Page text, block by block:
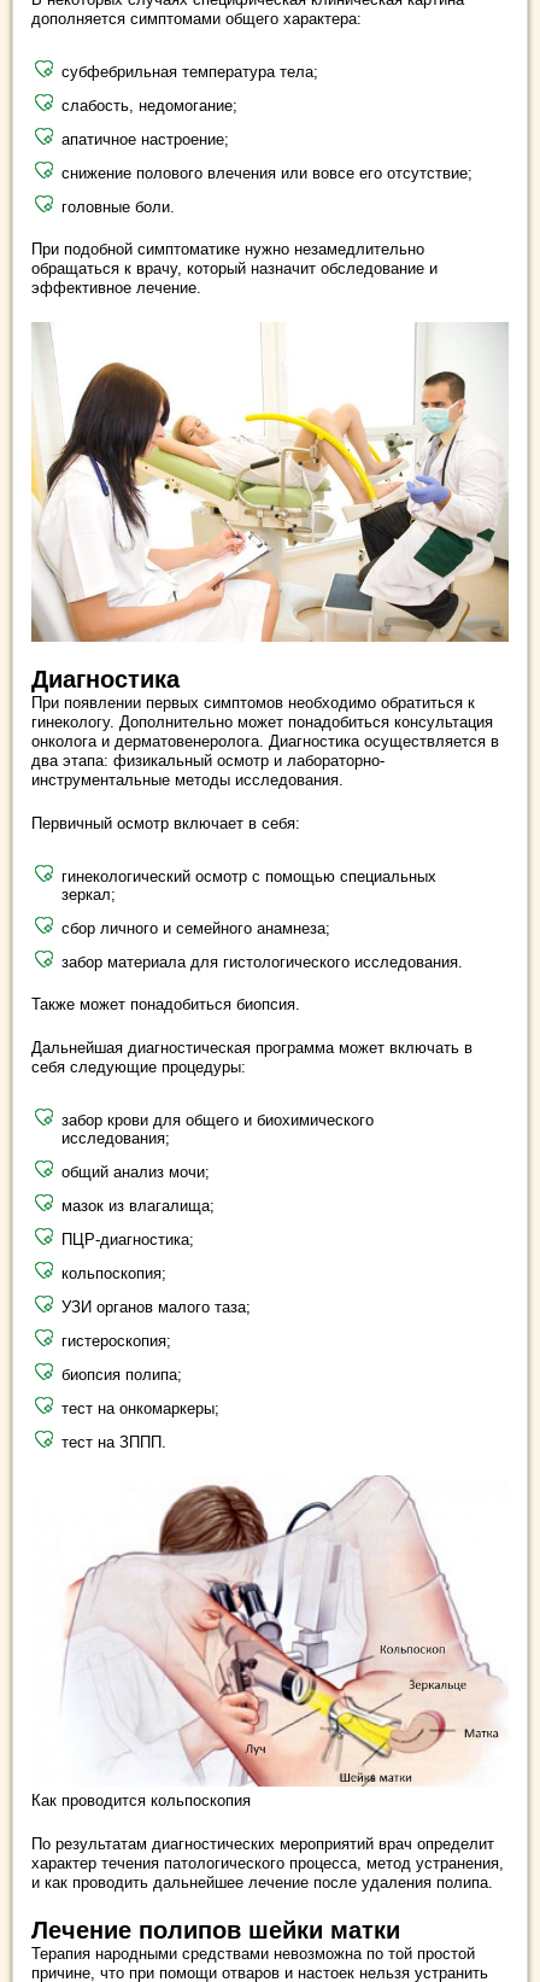
дополняется симптомами общего характера:
субфебрильная температура тела;
слабость, недомогание;
апатичное настроение;
снижение полового влечения или вовсе его отсутствие;
головные боли.
При подобной симптоматике нужно незамедлительно
обращаться к врачу, который назначит обследование и
эффективное лечение.
Диагностика
При появлении первых симптомов необходимо обратиться к
гинекологу. Дополнительно может понадобиться консультация
онколога и дерматовенеролога. Диагностика осуществляется в
два этапа: физикальный осмотр и лабораторно-
инструментальные методы исследования.
Первичный осмотр включает в себя:
гинекологический осмотр с помощью специальных
зеркал;
сбор личного и семейного анамнеза;
забор материала для гистологического исследования.
Также может понадобиться биопсия.
Дальнейшая диагностическая программа может включать в
себя следующие процедуры:
забор крови для общего и биохимического
исследования;
общий анализ мочи;
мазок из влагалища;
ПЦР-диагностика;
кольпоскопия;
УЗИ органов малого таза;
гистероскопия;
биопсия полипа;
тест на онкомаркеры;
тест на ЗППП.
Как проводится кольпоскопия
По результатам диагностических мероприятий врач определит
характер течения патологического процесса, метод устранения,
и как проводить дальнейшее лечение после удаления полипа.
Лечение полипов шейки матки
Терапия народными средствами невозможна по той простой
причине, что при помощи отваров и настоек нельзя устранить